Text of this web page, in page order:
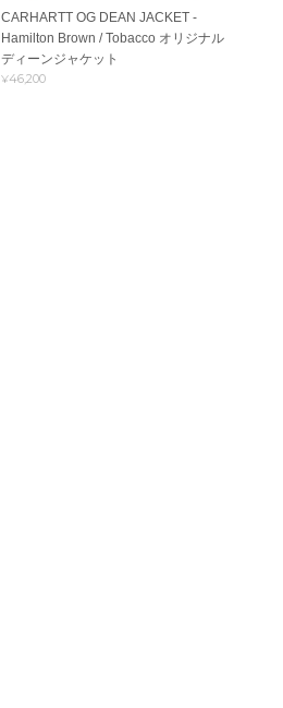
CARHARTT OG DEAN JACKET -
Hamilton Brown / Tobacco オリジナル
ディーンジャケット
¥46,200